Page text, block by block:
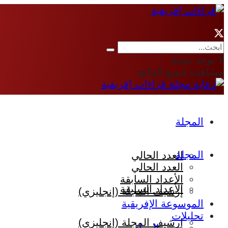
لا توجد نتيجة
مشاهدة جميع النتائج
المجلة
العدد الحالي
الأعداد السابقة
إرشيف المجلة (إنجليزي)
المجلة
العدد الحالي
الأعداد السابقة
إرشيف المجلة (إنجليزي)
الموسوعة الإفريقية
تحليلات